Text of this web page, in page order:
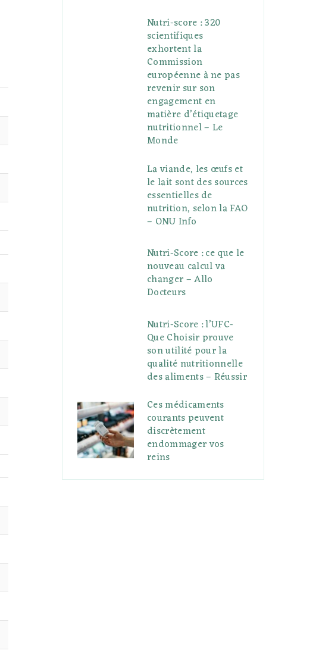
Nutri-score : 320
scientifiques
exhortent la
Commission
européenne à ne pas
revenir sur son
engagement en
matière d’étiquetage
nutritionnel – Le
Monde
La viande, les œufs et
le lait sont des sources
essentielles de
nutrition, selon la FAO
– ONU Info
Nutri-Score : ce que le
nouveau calcul va
changer – Allo
Docteurs
Nutri-Score : l’UFC-
Que Choisir prouve
son utilité pour la
qualité nutritionnelle
des aliments – Réussir
Ces médicaments
courants peuvent
discrètement
endommager vos
reins